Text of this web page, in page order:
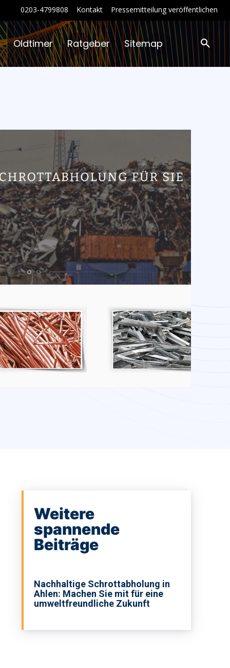
0203-4799808 Kontakt Pressemitteilung veröffentlichen
Oldtimer Ratgeber Sitemap
Weitere
spannende
Beiträge
Nachhaltige Schrottabholung in
Ahlen: Machen Sie mit für eine
umweltfreundliche Zukunft